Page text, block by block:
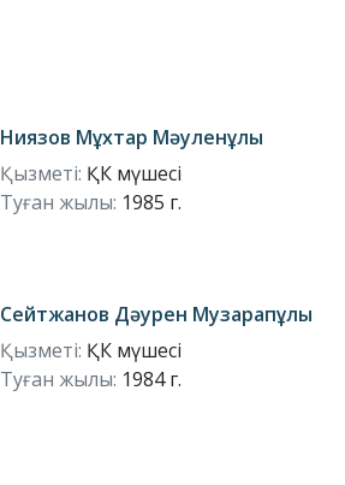
Ниязов Мұхтар Мәуленұлы
Қызметі: ҚК мүшесі
Туған жылы: 1985 г.
Сейтжанов Дәурен Музарапұлы
Қызметі: ҚК мүшесі
Туған жылы: 1984 г.